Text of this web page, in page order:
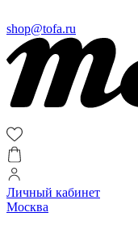
shop@tofa.ru
Личный кабинет
Москва